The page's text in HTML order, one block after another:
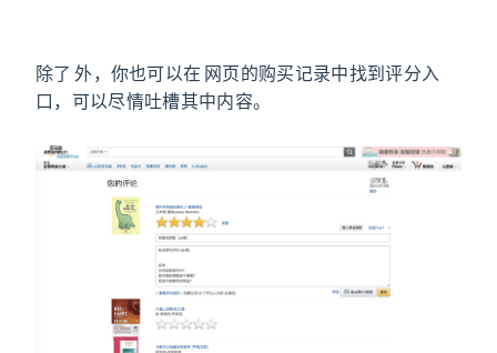
除了 Kindle 外，你也可以在 Amazon 网页的购买记录中找到评分入
口，可以尽情吐槽其中内容。